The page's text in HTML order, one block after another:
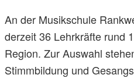
An der Musikschule
derzeit 36 Lehrkräfte rund
Region. Zur Auswahl
Stimmbildung und